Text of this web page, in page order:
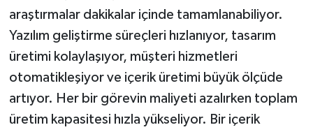
araştırmalar dakikalar içinde tamamlanabiliyor.
Yazılım geliştirme süreçleri hızlanıyor, tasarım
üretimi kolaylaşıyor, müşteri hizmetleri
otomatikleşiyor ve içerik üretimi büyük ölçüde
artıyor. Her bir görevin maliyeti azalırken toplam
üretim kapasitesi hızla yükseliyor. Bir içerik